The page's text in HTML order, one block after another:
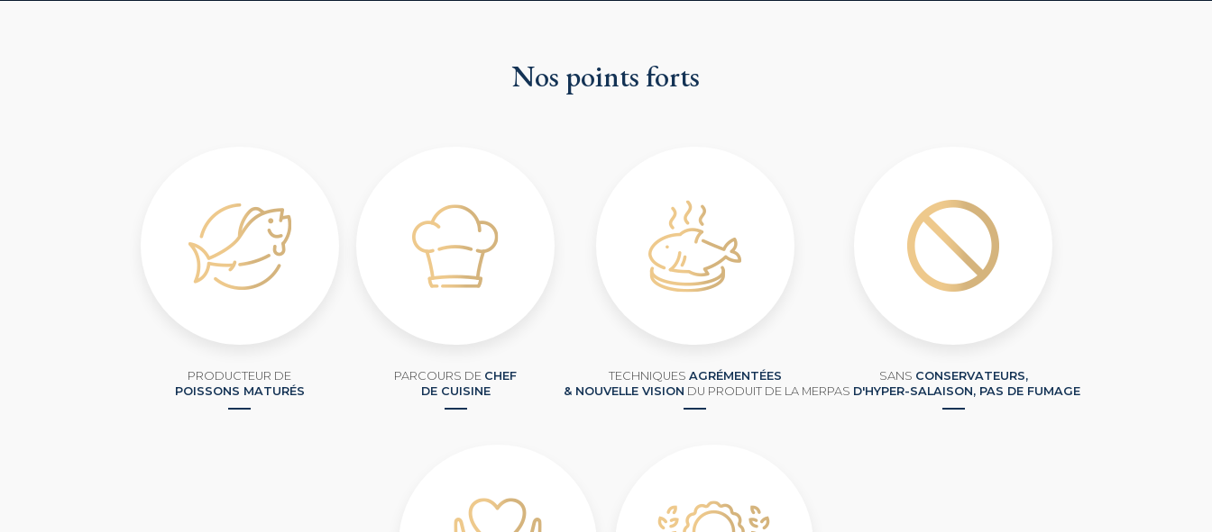
Nos points forts
PRODUCTEUR DE
POISSONS MATURÉS
PARCOURS DE CHEF
DE CUISINE
TECHNIQUES AGRÉMENTÉES
& NOUVELLE VISION DU PRODUIT DE LA MER
SANS CONSERVATEURS,
PAS D'HYPER-SALAISON, PAS DE FUMAGE